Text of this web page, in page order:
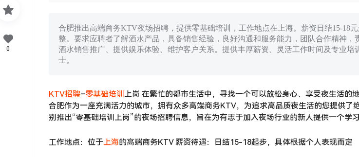
合肥推出高端商务KTV夜场招聘，提供零基础培训，工作地点在上海。薪资日结15-18
整。要求应聘者了解酒水产品，具备销售经验，良好沟通和服务能力，团队合作精神，
酒水销售推广、提供娱乐体验、维护客户关系。提供丰厚薪资、灵活工作时间及专业培
士。
KTV招聘–零基础培训 上岗 在繁忙的都市生活中，寻找一个可以放松身心、享受夜生活的
合肥作为一座充满活力的城市，拥有众多高端商务KTV，为追求高品质夜生活的您提供了
别推出“零基础培训上岗”的夜场招聘信息，旨在为有志于加入夜场行业的新人提供一个学
工作地点：位于上海的高端商务KTV 薪资待遇：日结15-18起步，具体根据个人表现而定
0